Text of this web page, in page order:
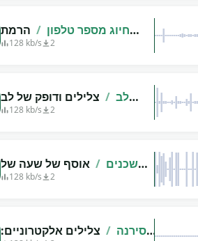
חיוג מספר טלפון / הרמת
השפופרת, חיוג לטלפון צלילים,
128 kb/s 2
לב / צלילים ודופק של לב
פועם
128 kb/s 2
שכנים / אוסף של שעה של
צלילים מעצבנים לשכנים
128 kb/s 2
סירנה / צלילים אלקטרוניים: